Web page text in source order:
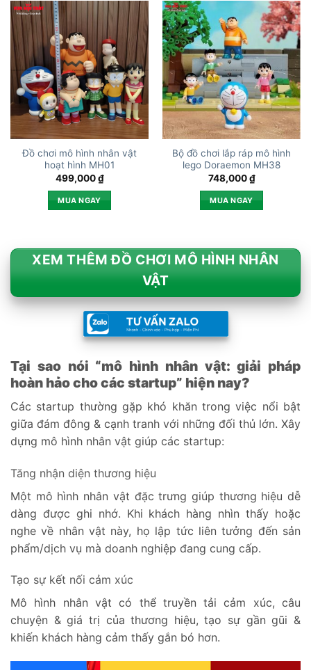
Đồ chơi mô hình nhân vật
hoạt hình MH01
499,000₫
MUA NGAY
Bộ đồ chơi lắp ráp mô hình
lego Doraemon MH38
748,000₫
MUA NGAY
XEM THÊM ĐỒ CHƠI MÔ HÌNH NHÂN
VẬT
Tại sao nói “mô hình nhân vật: giải pháp
hoàn hảo cho các startup” hiện nay?
Các startup thường gặp khó khăn trong việc nổi bật
giữa đám đông & cạnh tranh với những đối thủ lớn. Xây
dựng mô hình nhân vật giúp các startup:
Tăng nhận diện thương hiệu
Một mô hình nhân vật đặc trưng giúp thương hiệu dễ
dàng được ghi nhớ. Khi khách hàng nhìn thấy hoặc
nghe về nhân vật này, họ lập tức liên tưởng đến sản
phẩm/dịch vụ mà doanh nghiệp đang cung cấp.
Tạo sự kết nối cảm xúc
Mô hình nhân vật có thể truyền tải cảm xúc, câu
chuyện & giá trị của thương hiệu, tạo sự gần gũi &
khiến khách hàng cảm thấy gắn bó hơn.